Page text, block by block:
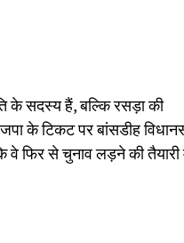
के सदस्य हैं, बल्कि रसड़ा की
के टिकट पर बांसडीह
फिर से चुनाव लड़ने की तैयारी